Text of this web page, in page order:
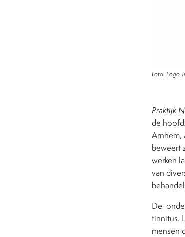
Foto: Logo
Praktijk
de
Arnhem,
beweert
werken
van
De
tinnitus.
mensen